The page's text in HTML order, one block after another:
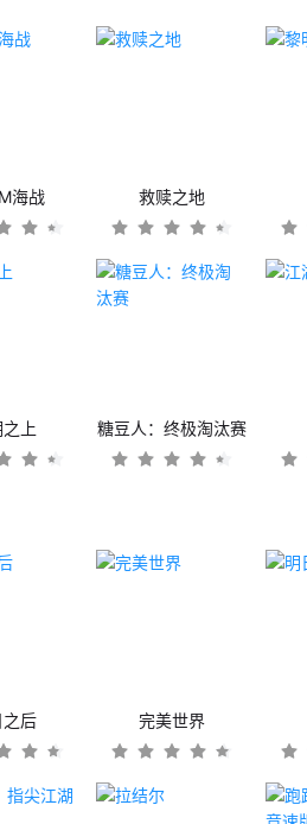
海战 救赎之地
上 糖豆人：终极淘汰赛
后 完美世界